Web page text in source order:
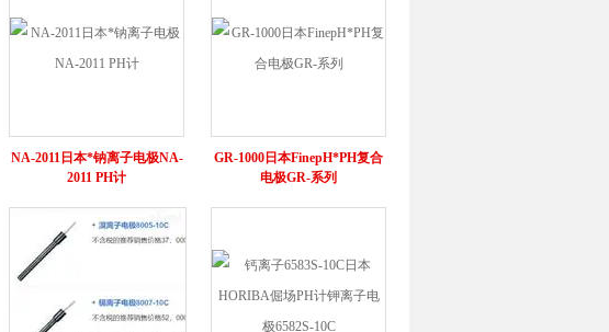
NA-2011日本*钠离子电极NA-
2011 PH计
GR-1000日本FinepH*PH复合
电极GR-系列